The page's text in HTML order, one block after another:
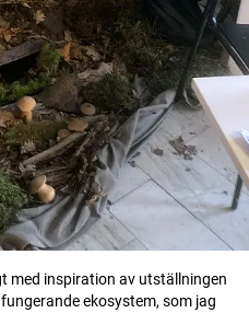
med inspiration av utställningen
ekosystem, som jag